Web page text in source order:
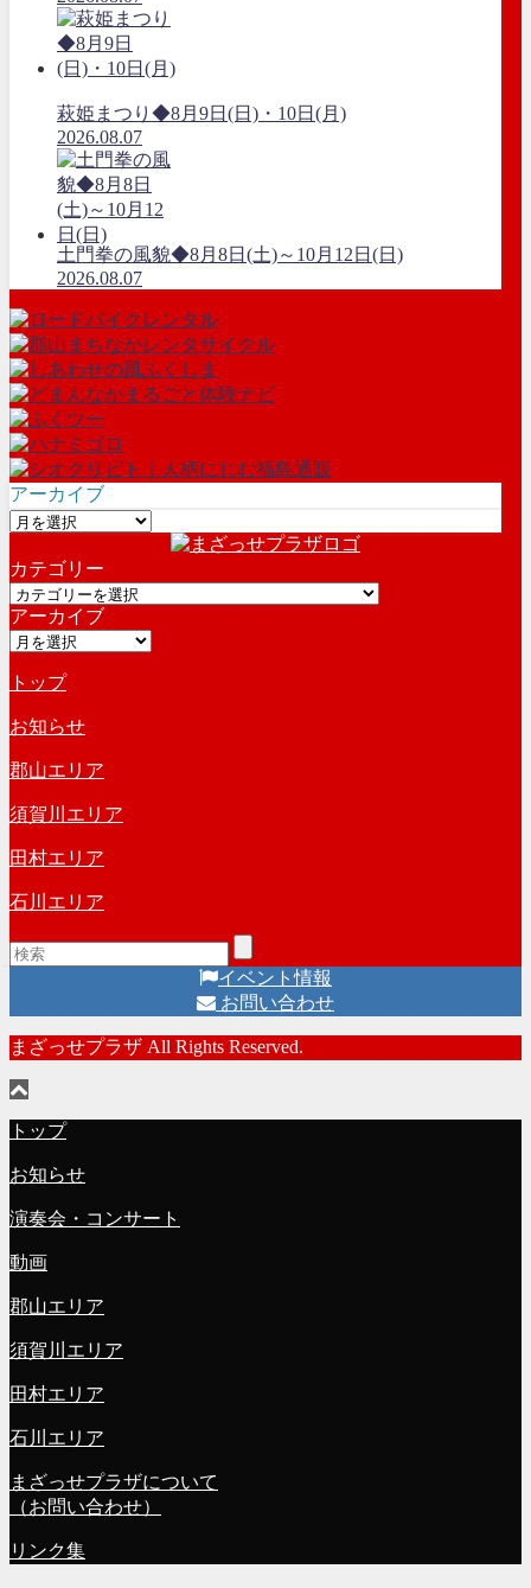
萩姫まつり◆8月9日(日)・10日(月)
2026.08.07
土門拳の風貌◆8月8日(土)～10月12日(日)
2026.08.07
アーカイブ
ア
カ
イ
ブ
カテゴリー
カ
テ
ゴ
ー
アーカイブ
ア
カ
イ
ブ
トップ
お知らせ
郡山エリア
須賀川エリア
田村エリア
石川エリア
イベント情報
お問い合わせ
まざっせプラザ All Rights Reserved.
トップ
お知らせ
演奏会・コンサート
動画
郡山エリア
須賀川エリア
田村エリア
石川エリア
まざっせプラザについて
（お問い合わせ）
リンク集